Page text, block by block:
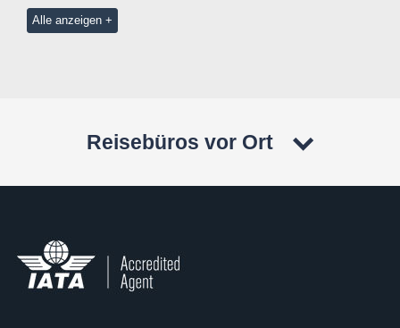
Alle anzeigen
Reisebüros vor Ort